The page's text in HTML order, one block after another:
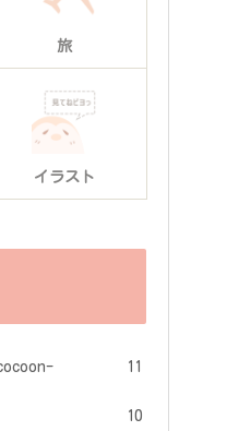
旅
イラスト
11
10